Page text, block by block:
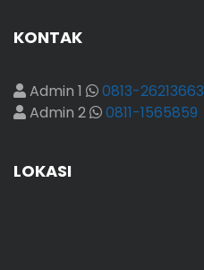
KONTAK
Admin 1
0813-26213663
Admin 2
0811-1565859
LOKASI